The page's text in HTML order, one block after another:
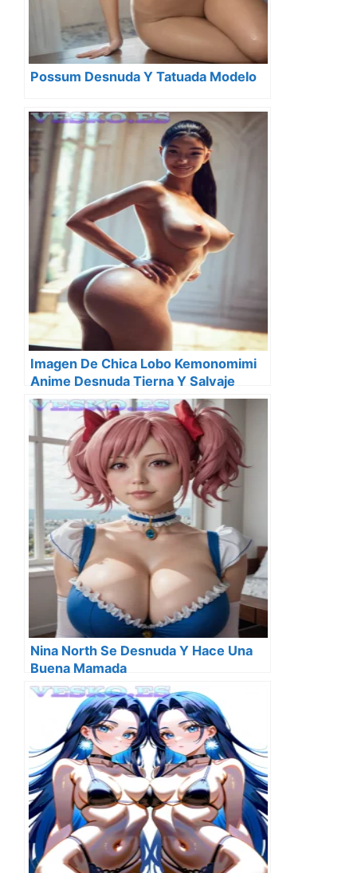
Possum Desnuda Y Tatuada Modelo
Imagen De Chica Lobo Kemonomimi
Anime Desnuda Tierna Y Salvaje
Nina North Se Desnuda Y Hace Una
Buena Mamada